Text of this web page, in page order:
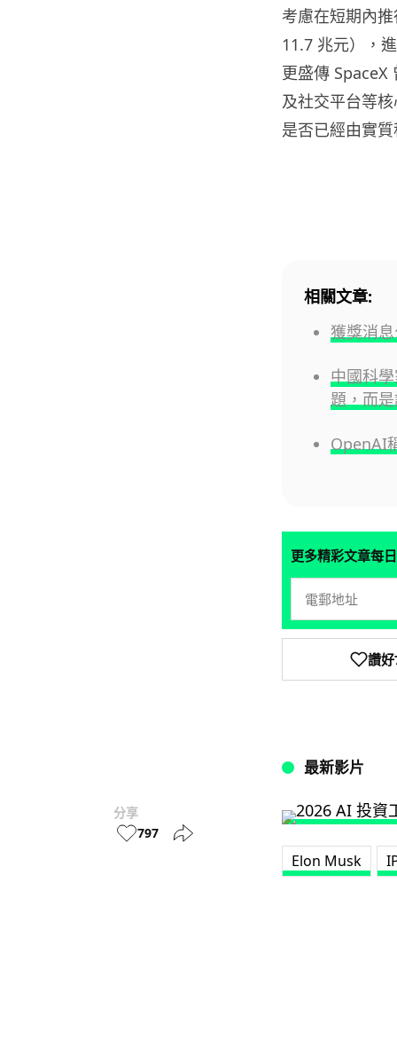
分享
797
考慮在短期內
11.7 兆元），
更盛傳 SpaceX
及社交平台等
是否已經由實
相關文章:
獲獎消
中國科
題，而
OpenAI
更多精彩文章每
讚好
最新影片
Elon Musk